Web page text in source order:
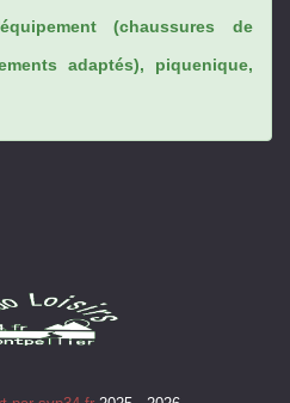
(chaussures de
adaptés), piquenique,